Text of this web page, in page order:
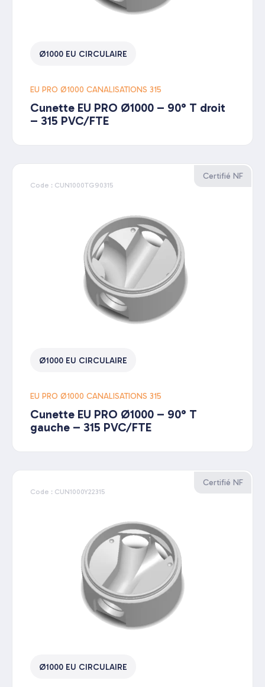
Ø1000 EU CIRCULAIRE
EU PRO Ø1000 CANALISATIONS 315
Cunette EU PRO Ø1000 – 90° T droit
– 315 PVC/FTE
Certifié NF
Code : CUN1000TG90315
Ø1000 EU CIRCULAIRE
EU PRO Ø1000 CANALISATIONS 315
Cunette EU PRO Ø1000 – 90° T
gauche – 315 PVC/FTE
Certifié NF
Code : CUN1000Y22315
Ø1000 EU CIRCULAIRE